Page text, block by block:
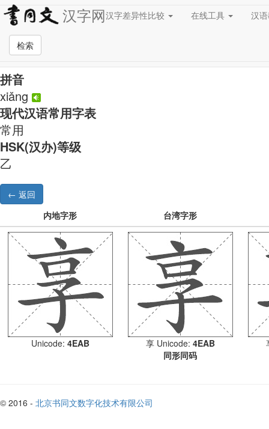
汉字网汉字差异性比较 在线工具 汉
检索
中日韩汉字对比工具 -
拼音
xiǎng
现代汉语常用字表
常用
HSK(汉办)等级
乙
内地字形 台湾字形
Unicode: 4EAB 享 Unicode: 4EAB
同形同码
© 2016 - 北京书同文数字化技术有限公司